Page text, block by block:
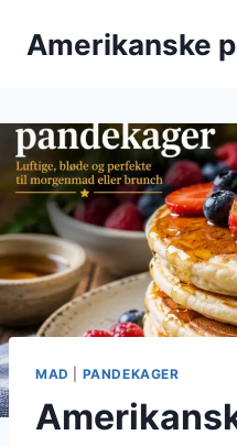
Amerikanske
MAD PANDEKAGER